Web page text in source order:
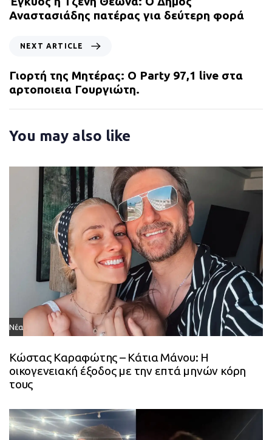
v
i
A
r
t
c
e
Αναστασιάδης πατέρας για δεύτερη φορά
x
t
A
r
l
NEXT ARTICLE
Γιορτή της Μητέρας: Ο Party 97,1 live στα
αρτοποιεια Γουργιώτη.
You may also like
Νέα
Κώστας Καραφώτης – Κάτια Μάνου: Η
οικογενειακή έξοδος με την επτά μηνών κόρη
τους